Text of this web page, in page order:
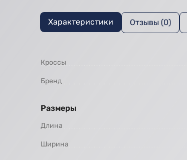
Характеристики Отзывы (0)
Кроссы
Бренд
Размеры
Длина
Ширина